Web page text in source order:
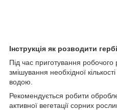
Інструкція як розводити
Під час приготування робочого
змішування необхідної
водою.
Рекомендується робити
активної вегетації сорних